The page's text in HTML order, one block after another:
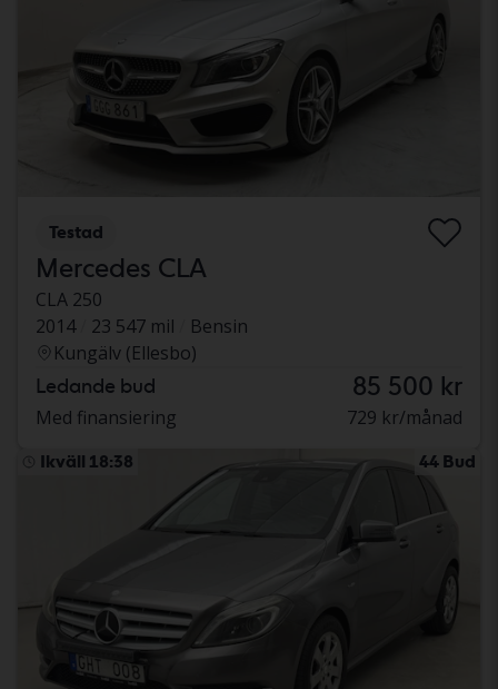
Testad
Mercedes CLA
CLA 250
2014
23 547 mil
Bensin
Kungälv (Ellesbo)
Ledande bud 85 500 kr
Med finansiering 729 kr/månad
Ikväll 18:38 44 Bud